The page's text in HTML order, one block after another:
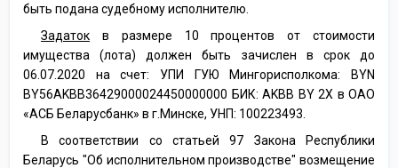
быть подана судебному исполнителю.
Задаток в размере 10 процентов от стоимости
имущества (лота) должен быть зачислен в срок до
06.07.2020 на счет: УПИ ГУЮ Мингорисполкома: BYN
BY56AKBB36429000024450000000 БИК: AKBB BY 2X в ОАО
«АСБ Беларусбанк» в г.Минске, УНП: 100223493.
В соответствии со статьей 97 Закона Республики
Беларусь "Об исполнительном производстве" возмещение